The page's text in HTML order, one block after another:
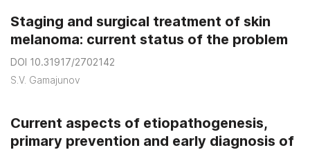
Staging and surgical treatment of skin
melanoma: current status of the problem
DOI 10.31917/2702142
S.V. Gamajunov
Current aspects of etiopathogenesis,
primary prevention and early diagnosis of